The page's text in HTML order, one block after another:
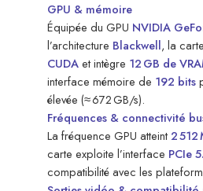
GPU & mémoire
Équipée du GPU NVIDIA
l’architecture Blackwell, la
CUDAet intègre 12 GB de
interface mémoire de 192 bits
élevée (≈ 672 GB/s).
Fréquences & connectivité
La fréquence GPU atteint2 512
carte exploite l’interface PCIe
compatibilité avec les